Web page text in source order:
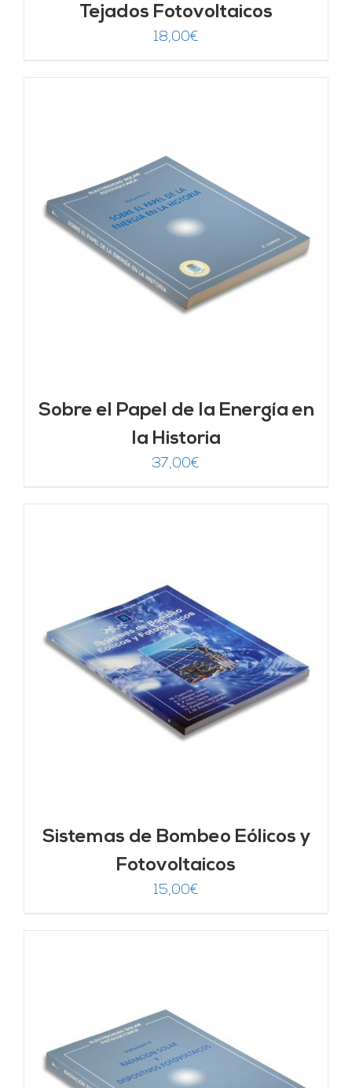
Tejados Fotovoltaicos
18,00€
Sobre el Papel de la Energía en
la Historia
37,00€
Sistemas de Bombeo Eólicos y
Fotovoltaicos
15,00€